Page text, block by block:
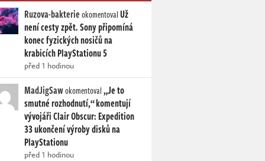
Ruzova-bakterieokomentovalUž
není cesty zpět. Sony připomíná
konec fyzických nosičů na
krabicích PlayStationu 5
před 1 hodinou
MadJigSawokomentoval„Je to
smutné rozhodnutí,“ komentují
vývojáři Clair Obscur: Expedition
33 ukončení výroby disků na
PlayStationu
před 1 hodinou